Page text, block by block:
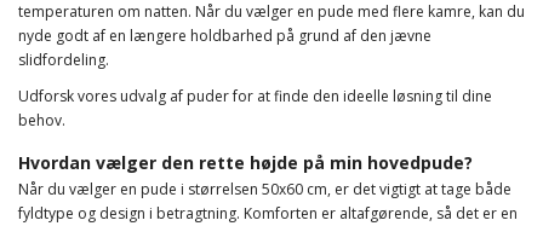
temperaturen om natten. Når du vælger en pude med flere kamre, kan du
nyde godt af en længere holdbarhed på grund af den jævne
slidfordeling.
Udforsk vores udvalg af puder for at finde den ideelle løsning til dine
behov.
Hvordan vælger den rette højde på min hovedpude?
Når du vælger en pude i størrelsen 50x60 cm, er det vigtigt at tage både
fyldtype og design i betragtning. Komforten er altafgørende, så det er en